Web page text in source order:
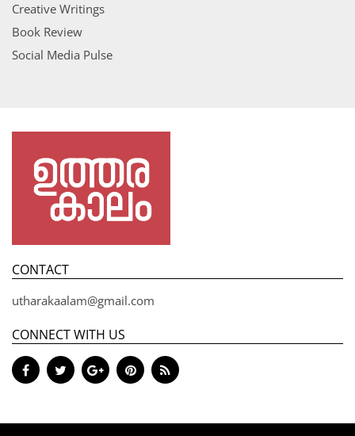
Creative Writings
Book Review
Social Media Pulse
CONTACT
utharakaalam@gmail.com
CONNECT WITH US